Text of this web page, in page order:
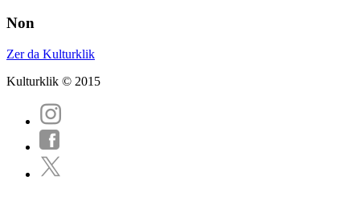
Non
Zer da Kulturklik
Kulturklik © 2015